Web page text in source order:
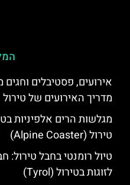
אירועים, פסטיבלים
מדריך האירועים של טירול
מגלשות הרים אלפיניות
טירול (Alpine Coaster)
טיול רומנטי בחבל טירול:
לזוגות בטירול (Tyrol)